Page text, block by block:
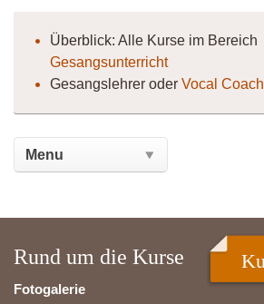
Überblick: Alle Kurse im Bereich
Gesangsunterricht
Gesangslehrer oder Vocal
Rund um die Kurse
Fotogalerie